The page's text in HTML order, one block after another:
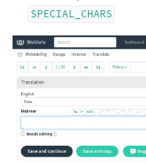
SPECIAL_CHARS